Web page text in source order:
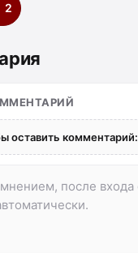
2
оставить комментарий: